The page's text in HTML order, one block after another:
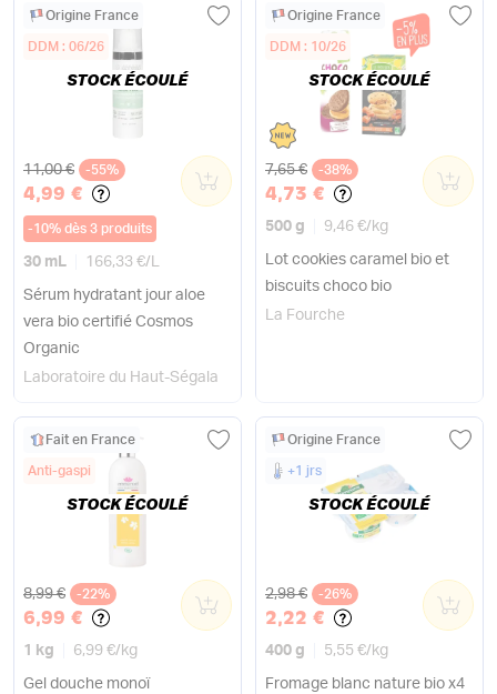
Origine France
DDM : 06/26
Ancien prix
11,00 € -55%
4,99 €
-10% dès 3 produits
30 mL 166,33 €/ L
Sérum hydratant jour aloe
vera bio certifié Cosmos
Organic
0
Laboratoire du Haut-Ségala
STOCK ÉCOULÉ
Origine France
DDM : 10/26
Ancien prix
7,65 € -38%
4,73 €
500 g 9,46 €/ kg
Lot cookies caramel bio et
biscuits choco bio
0
La Fourche
STOCK ÉCOULÉ
Fait en France
Anti-gaspi
Ancien prix
8,99 € -22%
6,99 €
1 kg 6,99 €/ kg
Gel douche monoï
0
STOCK ÉCOULÉ
Origine France
+1 jrs
Ancien prix
2,98 € -26%
2,22 €
400 g 5,55 €/ kg
Fromage blanc nature bio x4
0
STOCK ÉCOULÉ